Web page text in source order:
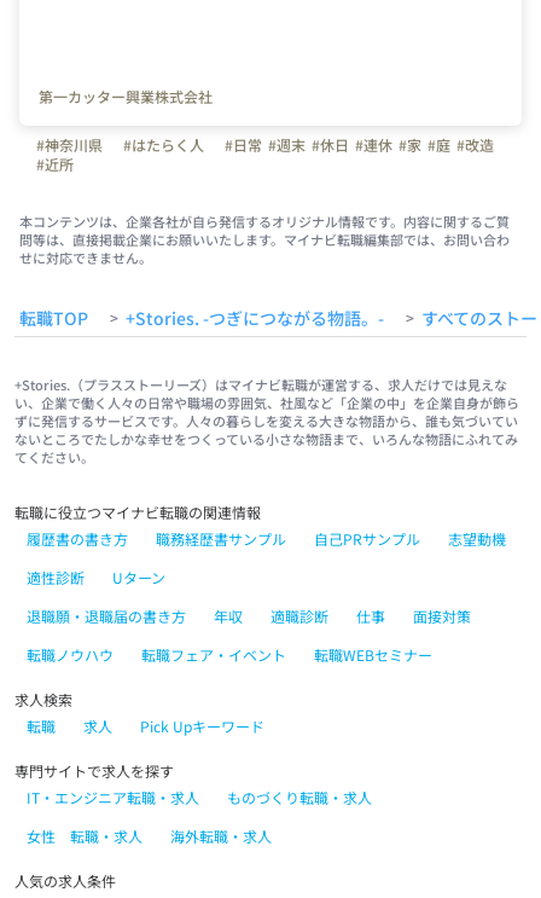
第一カッター興業株式会社
#神奈川県 #はたらく人 #日常 #週末 #休日 #連休 #家 #庭 #改造
#近所
本コンテンツは、企業各社が自ら発信するオリジナル情報です。内容に関するご質
問等は、直接掲載企業にお願いいたします。マイナビ転職編集部では、お問い合わ
せに対応できません。
転職TOP > +Stories. -つぎにつながる物語。- > すべてのスト
+Stories.（プラスストーリーズ）はマイナビ転職が運営する、求人だけでは見えな
い、企業で働く人々の日常や職場の雰囲気、社風など「企業の中」を企業自身が飾ら
ずに発信するサービスです。人々の暮らしを変える大きな物語から、誰も気づいてい
ないところでたしかな幸せをつくっている小さな物語まで、いろんな物語にふれてみ
てください。
転職に役立つマイナビ転職の関連情報
履歴書の書き方
職務経歴書サンプル 自己PRサンプル
志望動機
適性診断
Uターン
退職願・退職届の書き方
年収 適職診断 仕事
面接対策
転職ノウハウ
転職フェア・イベント 転職WEBセミナー
求人検索
転職
求人 Pick Upキーワード
専門サイトで求人を探す
IT・エンジニア転職・求人
ものづくり転職・求人
女性 転職・求人
海外転職・求人
人気の求人条件